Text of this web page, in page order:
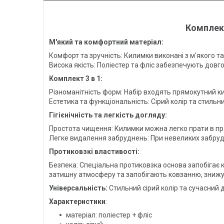
М'який та комфортний матеріал:
Комфорт та зручність: Килимки виконані з м'якого
Висока якість: Поліестер та фліс забезпечують
Комплект 3 в 1:
Різноманітність форм: Набір входять прямокутний
Естетика та функціональність: Сірий колір та
Гігієнічність та легкість догляду:
Простота чищення: Килимки можна легко прати в
Легке видалення забруднень: При невеликих
Протиковзкі властивості:
Безпека: Спеціальна протиковзка основа
затишну атмосферу та запобігають ковзанню,
Універсальність: Стильний сірий колір та
Характеристики:
матеріал: поліестер + фліс